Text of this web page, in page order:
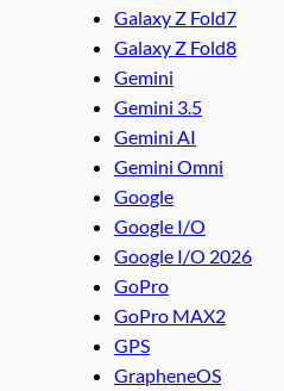
Galaxy Z Fold7
Galaxy Z Fold8
Gemini
Gemini 3.5
Gemini AI
Gemini Omni
Google
Google I/O
Google I/O 2026
GoPro
GoPro MAX2
GPS
GrapheneOS